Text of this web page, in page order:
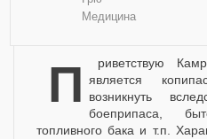
Медицина
Приветствую Камрады! =) Данная статья является
возникнуть
боеприпаса,
топливного бака и т.п.